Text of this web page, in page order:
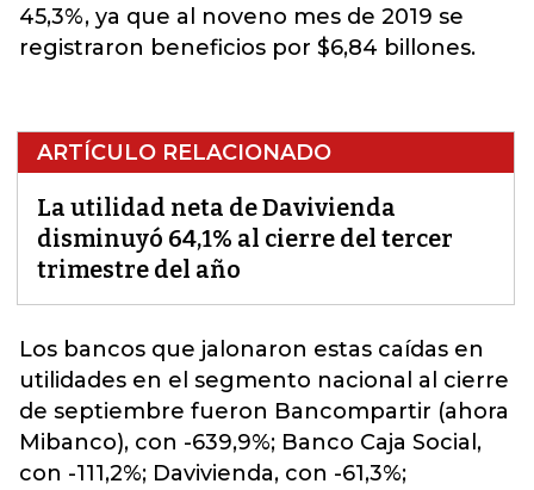
45,3%, ya que al noveno mes de 2019 se
registraron beneficios por $6,84 billones.
ARTÍCULO RELACIONADO
La utilidad neta de Davivienda
disminuyó 64,1% al cierre del tercer
trimestre del año
Los bancos que jalonaron estas caídas en
utilidades en el segmento nacional al cierre
de septiembre fueron Bancompartir (ahora
Mibanco), con -639,9%; Banco Caja Social,
con -111,2%; Davivienda, con -61,3%;